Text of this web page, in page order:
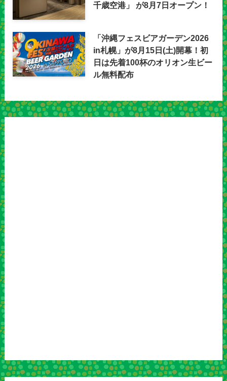
千歳空港」 が8月7日オープン！
「沖縄フェスビアガーデン2026
in札幌」が8月15日(土)開幕！初
日は先着100杯のオリオン生ビー
ル無料配布